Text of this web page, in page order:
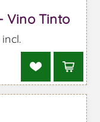
Vino Tinto